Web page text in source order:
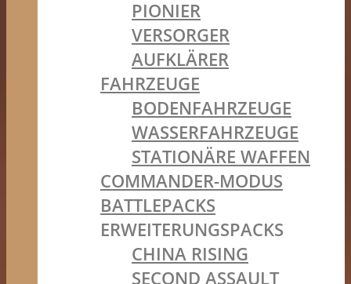
PIONIER
VERSORGER
AUFKLÄRER
FAHRZEUGE
BODENFAHRZEUGE
WASSERFAHRZEUGE
STATIONÄRE WAFFEN
COMMANDER-MODUS
BATTLEPACKS
ERWEITERUNGSPACKS
CHINA RISING
SECOND ASSAULT